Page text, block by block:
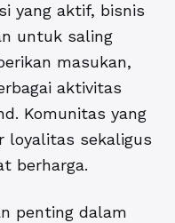
yang aktif, bisnis
untuk saling
masukan,
aktivitas
Komunitas yang
loyalitas sekaligus
berharga.
penting dalam